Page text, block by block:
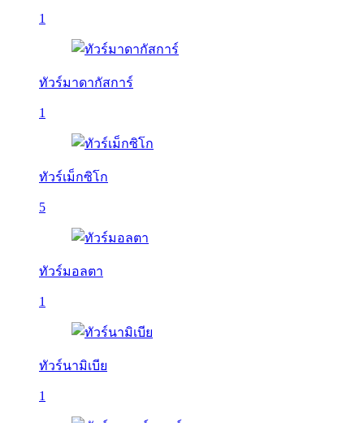
1
ทัวร์มาดากัสการ์
1
ทัวร์เม็กซิโก
5
ทัวร์มอลตา
1
ทัวร์นามิเบีย
1